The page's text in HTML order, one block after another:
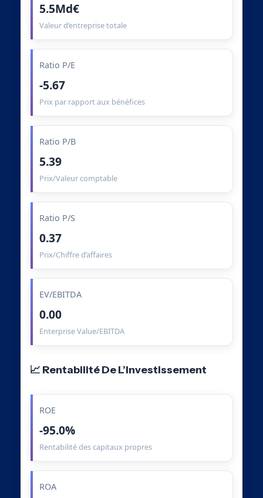
5.5Md€
Valeur d’entreprise totale
Ratio P/E
-5.67
Prix par rapport aux bénéfices
Ratio P/B
5.39
Prix/Valeur comptable
Ratio P/S
0.37
Prix/Chiffre d’affaires
EV/EBITDA
0.00
Enterprise Value/EBITDA
📈 Rentabilité De L’Investissement
ROE
-95.0%
Rentabilité des capitaux propres
ROA